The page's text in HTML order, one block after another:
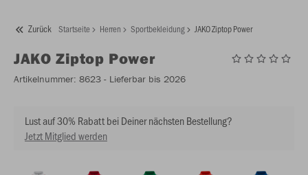
Zurück Startseite Herren Sportbekleidung JAKO Ziptop Power
JAKO Ziptop Power
Artikelnummer: 8623 - Lieferbar bis 2026
Lust auf 30% Rabatt bei Deiner nächsten Bestellung?
Jetzt Mitglied werden